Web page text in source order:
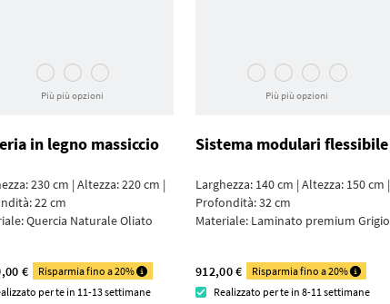
Più più opzioni
in legno massiccio
230 cm | Altezza: 220 cm |
22 cm
Quercia Naturale Oliato
€
Risparmia fino a 20%
per te in 11-13 settimane
Più più opzioni
Sistema modulari flessibile
Larghezza: 140 cm | Altezza: 150 cm |
Profondità: 32 cm
Materiale: Laminato premium Grigio
912,00 €
Risparmia fino a 20%
Realizzato per te in 8-11 settimane